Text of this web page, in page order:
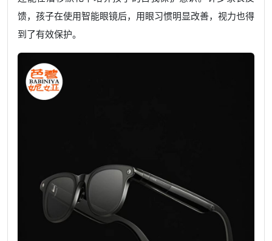
馈，孩子在使用智能眼镜后，用眼习惯明显改善，视力也得
到了有效保护。